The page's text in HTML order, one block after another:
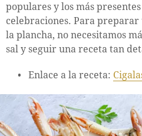
populares y los más
celebraciones. Para preparar
la plancha, no necesitamos
sal y seguir una receta tan
Enlace a la receta: